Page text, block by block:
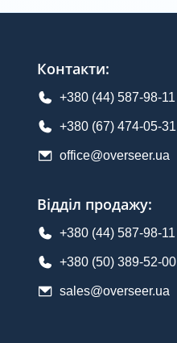
Контакти:
+380 (44) 587-98-11
+380 (67) 474-05-31
office@overseer.ua
Відділ продажу:
+380 (44) 587-98-11
+380 (50) 389-52-00
sales@overseer.ua